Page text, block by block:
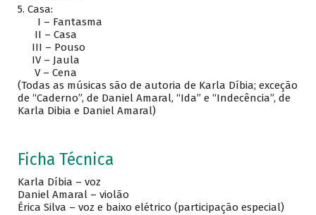
5. Casa:
I – Fantasma
II – Casa
III – Pouso
IV – Jaula
V – Cena
(Todas as músicas são de autoria de Karla Díbia; exceção
de “Caderno”, de Daniel Amaral, “Ida” e “Indecência”, de
Karla Dibia e Daniel Amaral)
Ficha Técnica
Karla Díbia – voz
Daniel Amaral – violão
Érica Silva – voz e baixo elétrico (participação especial)